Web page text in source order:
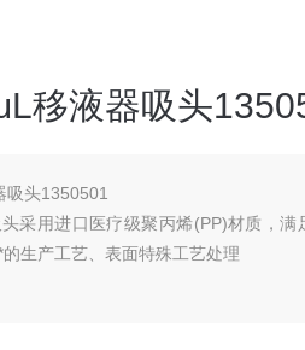
移液器吸头
吸头1350501
采用进口医疗级聚丙烯(PP)材质，满
生产工艺、表面特殊工艺处理